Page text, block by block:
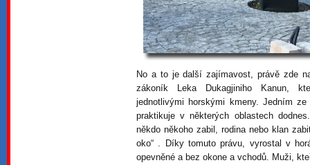
No a to je další zajímavost, právě zde
zákoník Leka Dukagjiniho Kanun,
jednotlivými horskými kmeny. Jedním
praktikuje v některých oblastech
někdo někoho zabil, rodina nebo klan
oko“ . Díky tomuto právu, vyrostal v
opevněné a bez okone a vchodů. Muži,